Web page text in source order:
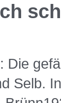
Die
Selb.